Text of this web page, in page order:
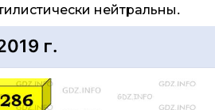
нейтральны.
г.